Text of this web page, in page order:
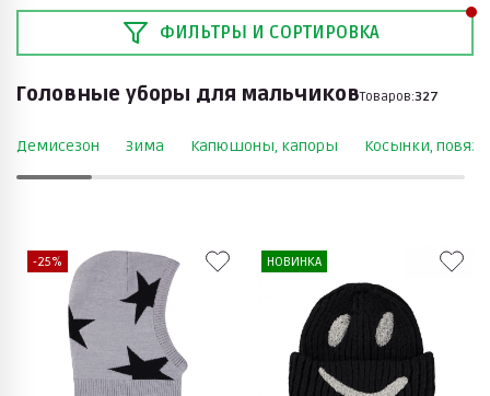
ФИЛЬТРЫ И СОРТИРОВКА
Головные уборы для мальчиковТоваров:327
Демисезон Зима Капюшоны, капоры Косынки,
-25% НОВИНКА